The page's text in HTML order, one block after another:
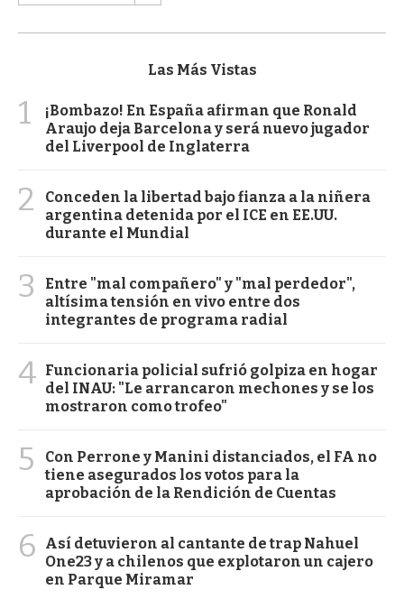
Las Más Vistas
1
¡Bombazo! En España afirman que Ronald
Araujo deja Barcelona y será nuevo jugador
del Liverpool de Inglaterra
2
Conceden la libertad bajo fianza a la niñera
argentina detenida por el ICE en EE.UU.
durante el Mundial
3
Entre "mal compañero" y "mal perdedor",
altísima tensión en vivo entre dos
integrantes de programa radial
4 Funcionaria policial sufrió golpiza en hogar
del INAU: "Le arrancaron mechones y se los
mostraron como trofeo"
5
Con Perrone y Manini distanciados, el FA no
tiene asegurados los votos para la
aprobación de la Rendición de Cuentas
6
Así detuvieron al cantante de trap Nahuel
One23 y a chilenos que explotaron un cajero
en Parque Miramar